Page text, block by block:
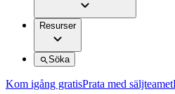
Resurser
Söka
Kom igång gratisPrata med säljteamet